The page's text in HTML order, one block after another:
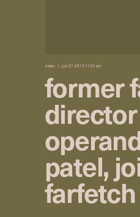
news jun 27, 2013 11:31 am
former
patel,
farfetch